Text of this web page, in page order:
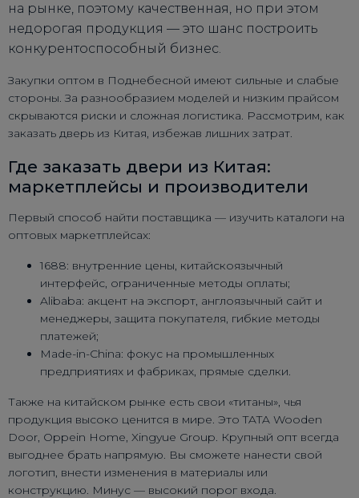
на рынке, поэтому качественная, но при этом
недорогая продукция — это шанс построить
конкурентоспособный бизнес.
Закупки оптом в Поднебесной имеют сильные и слабые
стороны. За разнообразием моделей и низким прайсом
скрываются риски и сложная логистика. Рассмотрим, как
заказать дверь из Китая, избежав лишних затрат.
Где заказать двери из Китая:
маркетплейсы и производители
Первый способ найти поставщика — изучить каталоги на
оптовых маркетплейсах:
1688: внутренние цены, китайскоязычный
интерфейс, ограниченные методы оплаты;
Alibaba: акцент на экспорт, англоязычный сайт и
менеджеры, защита покупателя, гибкие методы
платежей;
Made-in-China: фокус на промышленных
предприятиях и фабриках, прямые сделки.
Также на китайском рынке есть свои «титаны», чья
продукция высоко ценится в мире. Это TATA Wooden
Door, Oppein Home, Xingyue Group. Крупный опт всегда
выгоднее брать напрямую. Вы сможете нанести свой
логотип, внести изменения в материалы или
конструкцию. Минус — высокий порог входа.